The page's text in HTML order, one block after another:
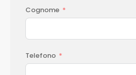
Cognome
Telefono